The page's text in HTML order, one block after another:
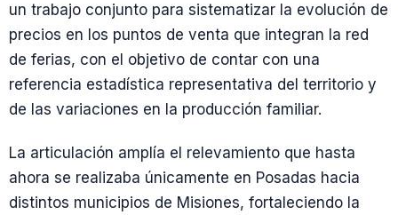
un trabajo conjunto para sistematizar la evolución de
precios en los puntos de venta que integran la red
de ferias, con el objetivo de contar con una
referencia estadística representativa del territorio y
de las variaciones en la producción familiar.
La articulación amplía el relevamiento que hasta
ahora se realizaba únicamente en Posadas hacia
distintos municipios de Misiones, fortaleciendo la